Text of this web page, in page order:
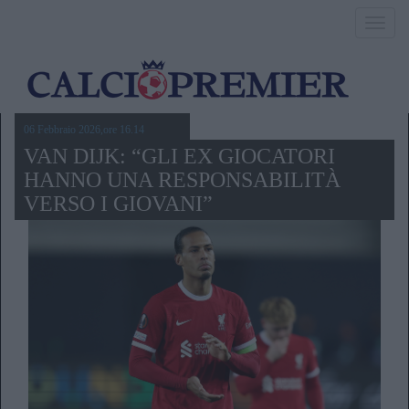
06 Febbraio 2026,ore 16.14
VAN DIJK: “GLI EX GIOCATORI
HANNO UNA RESPONSABILITÀ
VERSO I GIOVANI”